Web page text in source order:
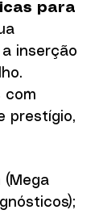
para
inserção
com
prestígio,
(Mega